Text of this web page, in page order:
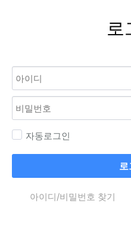
로
자동로그인
아이디/비밀번호 찾기